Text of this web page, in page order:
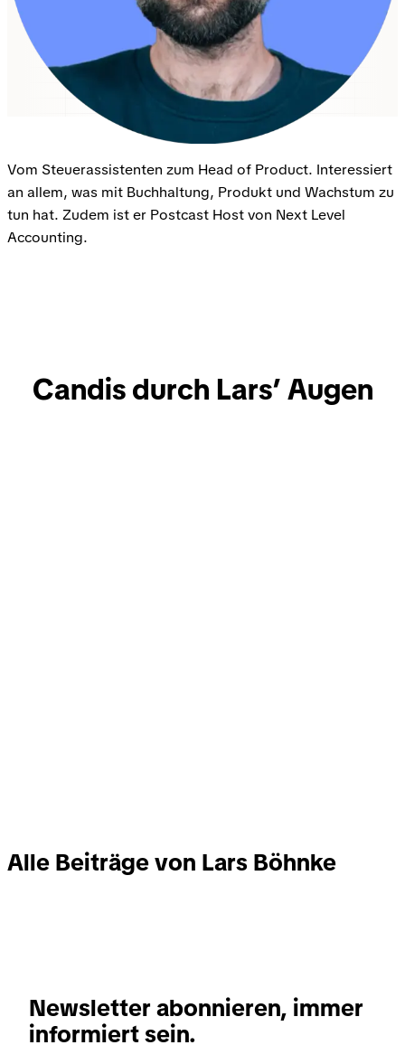
Vom Steuerassistenten zum Head of Product. Interessiert
an allem, was mit Buchhaltung, Produkt und Wachstum zu
tun hat. Zudem ist er Postcast Host von Next Level
Accounting.
Candis durch Lars’ Augen
Alle Beiträge von Lars Böhnke
Newsletter abonnieren, immer
informiert sein.